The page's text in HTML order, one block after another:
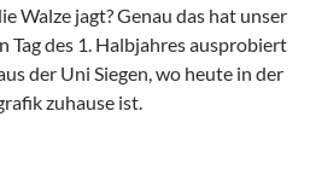
Walze jagt? Genau das hat unser
Tag des 1. Halbjahres ausprobiert
der Uni Siegen, wo heute in der
zuhause ist.